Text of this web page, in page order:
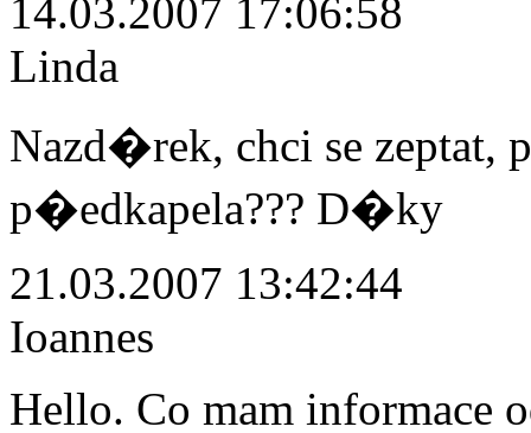
14.03.2007 17:06:58
Linda
Nazd�rek, chci se
p�edkapela??? D�ky
21.03.2007 13:42:44
Ioannes
Hello. Co mam informace